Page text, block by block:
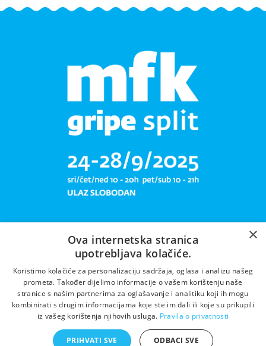
Libar plete mrižu svoju!
×
Ova internetska stranica
upotrebljava kolačiće.
Koristimo kolačiće za personalizaciju sadržaja, oglasa i analizu našeg
prometa. Također dijelimo informacije o vašem korištenju naše
stranice s našim partnerima za oglašavanje i analitiku koji ih mogu
kombinirati s drugim informacijama koje ste im dali ili koje su prikupili
iz vašeg korištenja njihovih usluga. Pravila o privatnosti
PRIHVATI SVE ODBACI SVE